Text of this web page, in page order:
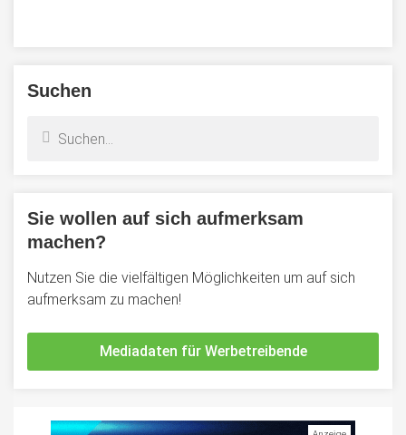
Suchen
Sie wollen auf sich aufmerksam
machen?
Nutzen Sie die vielfältigen Möglichkeiten um auf sich
aufmerksam zu machen!
Mediadaten für Werbetreibende